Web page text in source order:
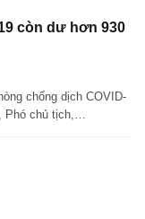
còn dư hơn 930
chống dịch COVID-
Phó chủ tịch,…